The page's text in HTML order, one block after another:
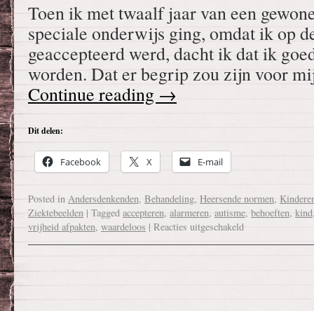
Toen ik met twaalf jaar van een
speciale onderwijs ging, omdat ik op
geaccepteerd werd, dacht ik dat ik
worden. Dat er begrip zou zijn voor
Continue reading →
Dit delen:
Facebook X E-mail
Posted in Andersdenkenden, Behandeling, Heersende normen,
Ziektebeelden | Tagged accepteren, alarmeren, autisme, behoeften, kind
vrijheid afpakten, waardeloos | Reacties uitgeschakeld